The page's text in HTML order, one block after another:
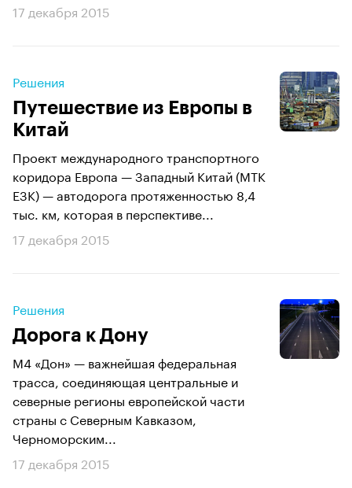
17 декабря 2015
Решения
Путешествие из Европы в
Китай
Проект международного транспортного
коридора Европа — Западный Китай (МТК
ЕЗК) — автодорога протяженностью 8,4
тыс. км, которая в перспективе...
17 декабря 2015
Решения
Дорога к Дону
М4 «Дон» — важнейшая федеральная
трасса, соединяющая центральные и
северные регионы европейской части
страны с Северным Кавказом,
Черноморским...
17 декабря 2015